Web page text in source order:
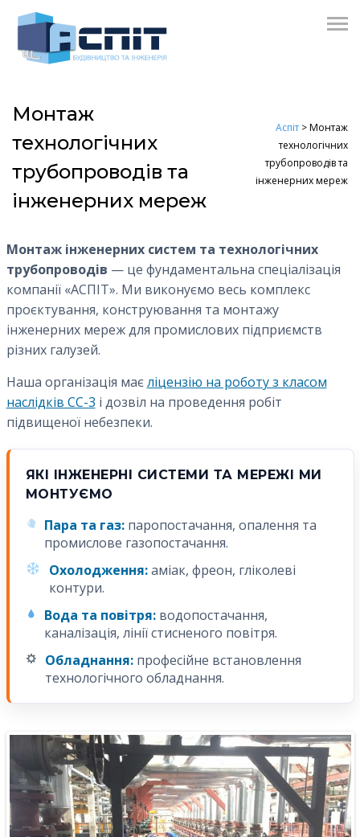
Монтаж
технологічних
трубопроводів та
інженерних мереж
Аспіт >Монтаж
технологічних
трубопроводів та
інженерних мереж
Монтаж інженерних систем та технологічних
трубопроводів — це фундаментальна спеціалізація
компанії «АСПІТ». Ми виконуємо весь комплекс
проєктування, конструювання та монтажу
інженерних мереж для промислових підприємств
різних галузей.
Наша організація маєліцензію на роботу з класом
наслідків СС-3 і дозвіл на проведення робіт
підвищеної небезпеки.
ЯКІ ІНЖЕНЕРНІ СИСТЕМИ ТА МЕРЕЖІ МИ
МОНТУЄМО
Пара та газ: паропостачання, опалення та
промислове газопостачання.
Охолодження:аміак, фреон, гліколеві
контури.
Вода та повітря: водопостачання,
каналізація, лінії стисненого повітря.
Обладнання: професійне встановлення
технологічного обладнання.